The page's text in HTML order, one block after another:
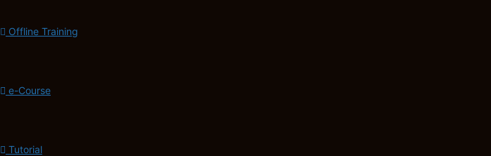
Offline Training
e-Course
Tutorial